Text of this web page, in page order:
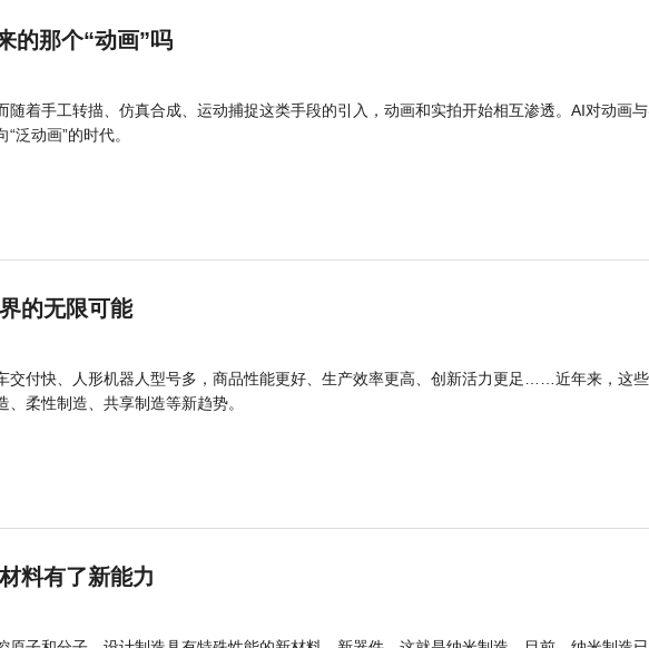
的那个“动画”吗
随着手工转描、仿真合成、运动捕捉这类手段的引入，动画和实拍开始相互渗透。AI对动画
泛动画”的时代。
的无限可能
交付快、人形机器人型号多，商品性能更好、生产效率更高、创新活力更足……近年来，这
柔性制造、共享制造等新趋势。
料有了新能力